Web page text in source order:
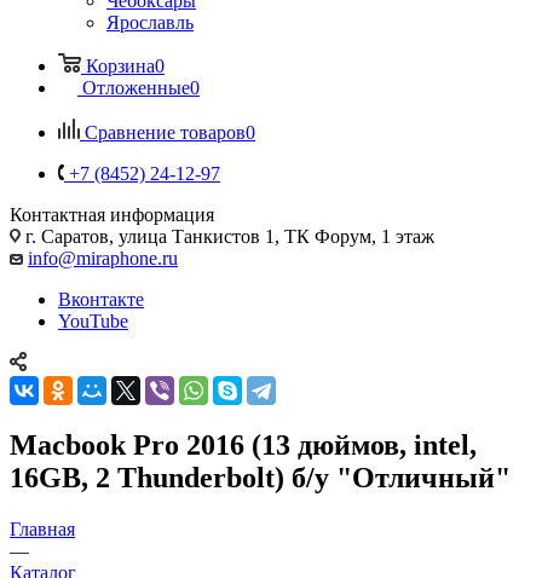
Ярославль
Корзина0
Отложенные0
Сравнение товаров0
+7 (8452) 24-12-97
Контактная информация
г. Саратов, улица Танкистов 1, ТК Форум, 1 этаж
info@miraphone.ru
Вконтакте
YouTube
Macbook Pro 2016 (13 дюймов, intel,
16GB, 2 Thunderbolt) б/у "Отличный"
Главная
—
Каталог